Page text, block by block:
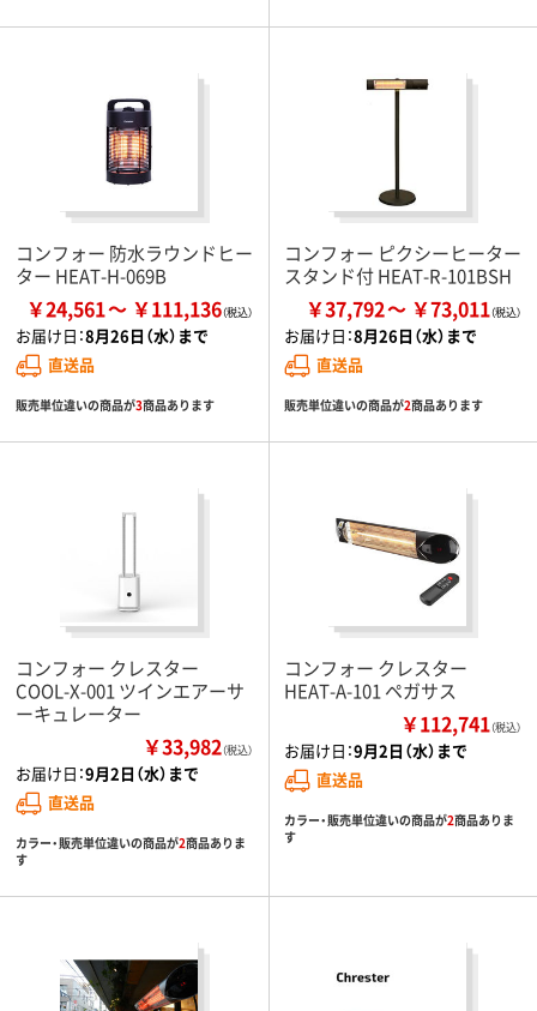
コンフォー 防水ラウンドヒー
ター HEAT-H-069B
￥24,561 ￥111,136
お届け日：8月26日（水）まで
直送品
販売単位違いの商品が3商品あります
コンフォー ピクシーヒーター
スタンド付 HEAT-R-101BSH
￥37,792 ￥73,011
お届け日：8月26日（水）まで
直送品
販売単位違いの商品が2商品あります
コンフォー クレスター
COOL-X-001 ツインエアーサ
ーキュレーター
￥33,982（税込）
お届け日：9月2日（水）まで
直送品
カラー・販売単位違いの商品が2商品ありま
す
コンフォー クレスター
HEAT-A-101 ペガサス
￥112,741（税込）
お届け日：9月2日（水）まで
直送品
カラー・販売単位違いの商品が2商品ありま
す